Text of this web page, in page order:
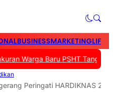
BUSINESSMARKETING
Warga Baru PSHT Tangerang
Peringati HARDIKNAS